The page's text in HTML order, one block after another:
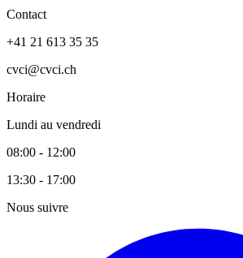
Contact
+41 21 613 35 35
cvci@cvci.ch
Horaire
Lundi au vendredi
08:00 - 12:00
13:30 - 17:00
Nous suivre